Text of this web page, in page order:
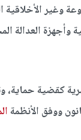
وغير
وأجهزة
كقضية حماية،
ووفق الأنظمة